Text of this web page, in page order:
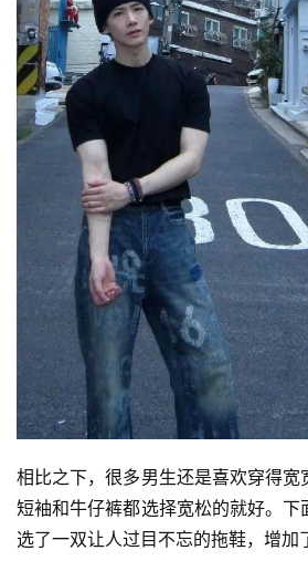
相比之下，很多男生还是喜欢穿得宽
短袖和牛仔裤都选择宽松的就好。
选了一双让人过目不忘的拖鞋，增加